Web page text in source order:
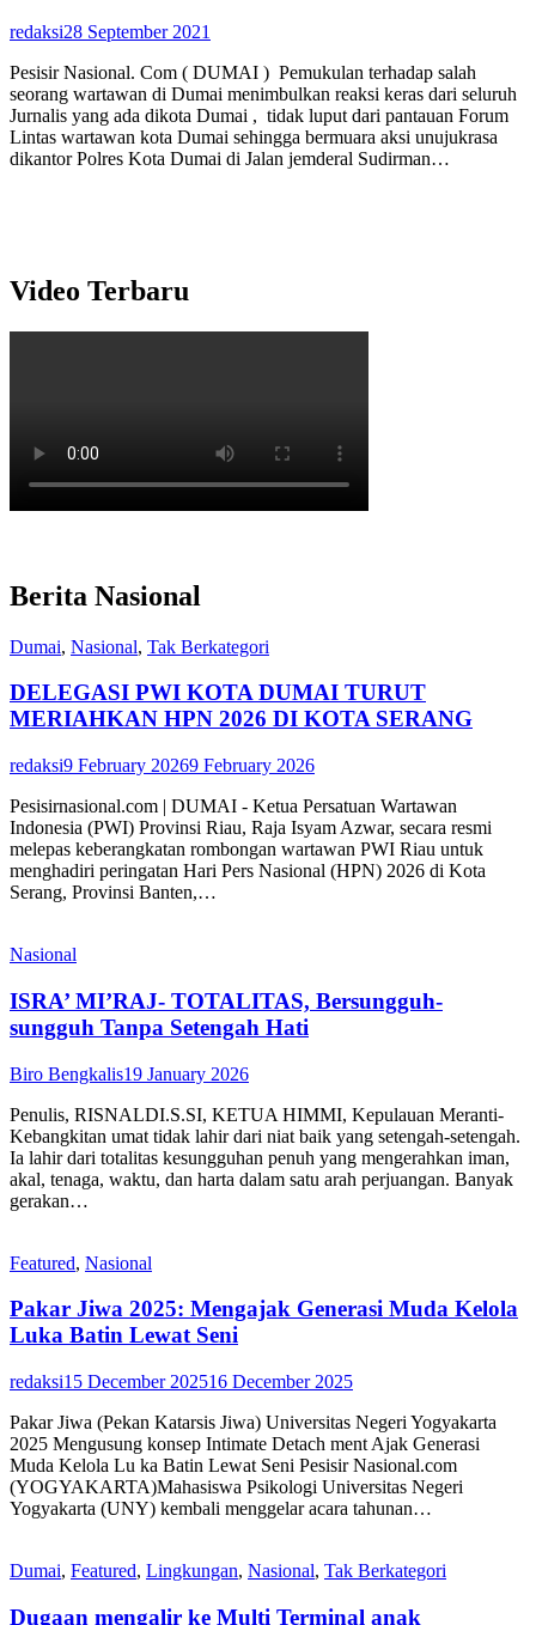
redaksi28 September 2021
Pesisir Nasional. Com ( DUMAI ) Pemukulan terhadap salah
seorang wartawan di Dumai menimbulkan reaksi keras dari seluruh
Jurnalis yang ada dikota Dumai , tidak luput dari pantauan Forum
Lintas wartawan kota Dumai sehingga bermuara aksi unujukrasa
dikantor Polres Kota Dumai di Jalan jemderal Sudirman…
Video Terbaru
Berita Nasional
Dumai, Nasional, Tak Berkategori
DELEGASI PWI KOTA DUMAI TURUT
MERIAHKAN HPN 2026 DI KOTA SERANG
redaksi9 February 20269 February 2026
Pesisirnasional.com | DUMAI - Ketua Persatuan Wartawan
Indonesia (PWI) Provinsi Riau, Raja Isyam Azwar, secara resmi
melepas keberangkatan rombongan wartawan PWI Riau untuk
menghadiri peringatan Hari Pers Nasional (HPN) 2026 di Kota
Serang, Provinsi Banten,…
Nasional
ISRA’ MI’RAJ- TOTALITAS, Bersungguh-
sungguh Tanpa Setengah Hati
Biro Bengkalis19 January 2026
Penulis, RISNALDI.S.SI, KETUA HIMMI, Kepulauan Meranti-
Kebangkitan umat tidak lahir dari niat baik yang setengah-setengah.
Ia lahir dari totalitas kesungguhan penuh yang mengerahkan iman,
akal, tenaga, waktu, dan harta dalam satu arah perjuangan. Banyak
gerakan…
Featured, Nasional
Pakar Jiwa 2025: Mengajak Generasi Muda Kelola
Luka Batin Lewat Seni
redaksi15 December 202516 December 2025
Pakar Jiwa (Pekan Katarsis Jiwa) Universitas Negeri Yogyakarta
2025 Mengusung konsep Intimate Detach ment Ajak Generasi
Muda Kelola Lu ka Batin Lewat Seni Pesisir Nasional.com
(YOGYAKARTA)Mahasiswa Psikologi Universitas Negeri
Yogyakarta (UNY) kembali menggelar acara tahunan…
Dumai, Featured, Lingkungan, Nasional, Tak Berkategori
Dugaan mengalir ke Multi Terminal anak